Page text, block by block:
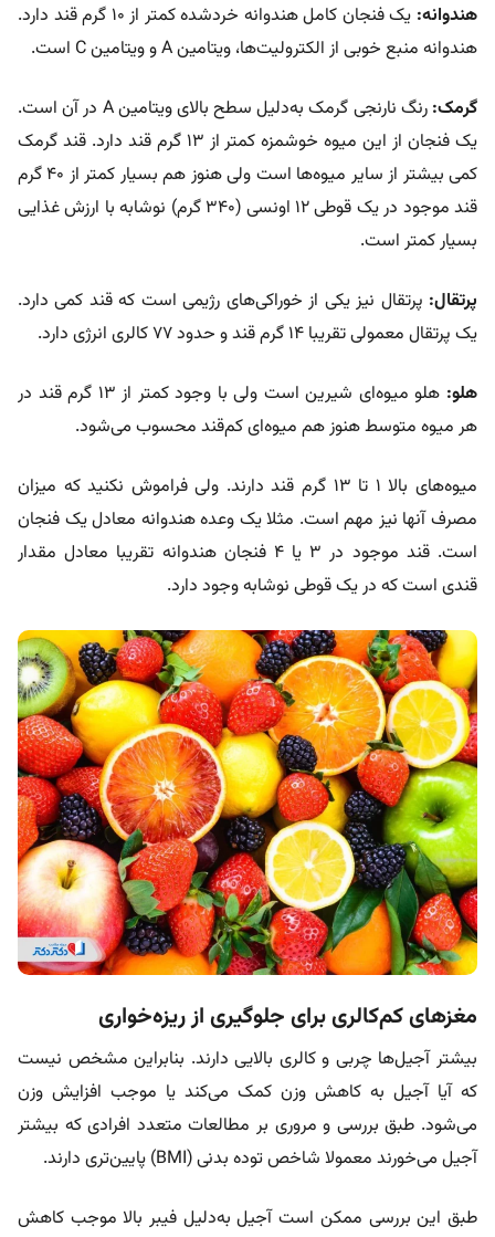
هندوانه:
یک فنجان کامل هندوانه خردشده کمتر از ۱۰ گرم قند دارد.
هندوانه منبع خوبی از الکترولیت‌ها، ویتامین A و ویتامین C است.
گرمک:
رنگ نارنجی گرمک به‌دلیل سطح بالای ویتامین A در آن است.
یک فنجان از این میوه خوشمزه کمتر از ۱۳ گرم قند دارد. قند گرمک
کمی بیشتر از سایر میوه‌ها است ولی هنوز هم بسیار کمتر از ۴۰ گرم
قند موجود در یک قوطی ۱۲ اونسی (۳۴۰ گرم) نوشابه با ارزش غذایی
بسیار کمتر است.
پرتقال: پرتقال نیز یکی از خوراکی‌های رژیمی است که قند کمی دارد.
یک پرتقال معمولی تقریبا ۱۴ گرم قند و حدود ۷۷ کالری انرژی دارد.
هلو:
هلو میوه‌ای شیرین است ولی با وجود کمتر از ۱۳ گرم قند در
هر میوه متوسط هنوز هم میوه‌ای کم‌قند محسوب می‌شود.
میوه‌های بالا ۱ تا ۱۳ گرم قند دارند. ولی فراموش نکنید که میزان
مصرف آنها نیز مهم است. مثلا یک وعده هندوانه معادل یک فنجان
است. قند موجود در ۳ یا ۴ فنجان هندوانه تقریبا معادل مقدار
قندی است که در یک قوطی نوشابه وجود دارد.
مغزهای کم‌کالری برای جلوگیری از ریزه‌خواری
بیشتر آجیل‌ها چربی و کالری بالایی دارند. بنابراین مشخص نیست
که آیا آجیل به کاهش وزن کمک می‌کند یا موجب افزایش وزن
می‌شود. طبق بررسی و مروری بر مطالعات متعدد افرادی که بیشتر
آجیل می‌خورند معمولا شاخص توده بدنی (BMI) پایین‌تری دارند.
طبق این بررسی ممکن است آجیل به‌دلیل فیبر بالا موجب کاهش